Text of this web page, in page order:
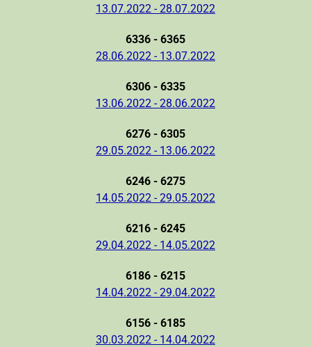
13.07.2022 - 28.07.2022
6336 - 6365
28.06.2022 - 13.07.2022
6306 - 6335
13.06.2022 - 28.06.2022
6276 - 6305
29.05.2022 - 13.06.2022
6246 - 6275
14.05.2022 - 29.05.2022
6216 - 6245
29.04.2022 - 14.05.2022
6186 - 6215
14.04.2022 - 29.04.2022
6156 - 6185
30.03.2022 - 14.04.2022